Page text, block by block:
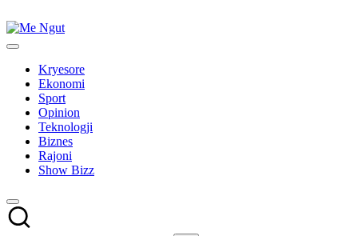
to
content
Me
Këtu
lajmet
ngut
Kryesore
Ekonomi
Sport
Opinion
Teknologji
Biznes
Rajoni
Show Bizz